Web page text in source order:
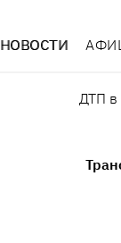
НОВОСТИ
ДТП в